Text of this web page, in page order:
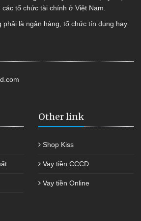
tổ chức tài chính ở Việt Nam.
phải là ngân hàng, tổ chức tín dụng hay
Other link
Shop Kiss
Vay tiền CCCD
Vay tiền Online